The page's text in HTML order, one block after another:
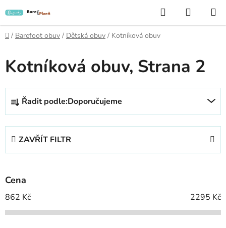
na
obsah
Hledat
KOŠÍK
Domů
/ Barefoot obuv / Dětská obuv / Kotníková obuv
Kotníková obuv, Strana 2
Ř
z
p
r
o
d
Řadit podle:Doporučujeme
ZAVŘÍT FILTR
Cena
862 Kč 2295 Kč